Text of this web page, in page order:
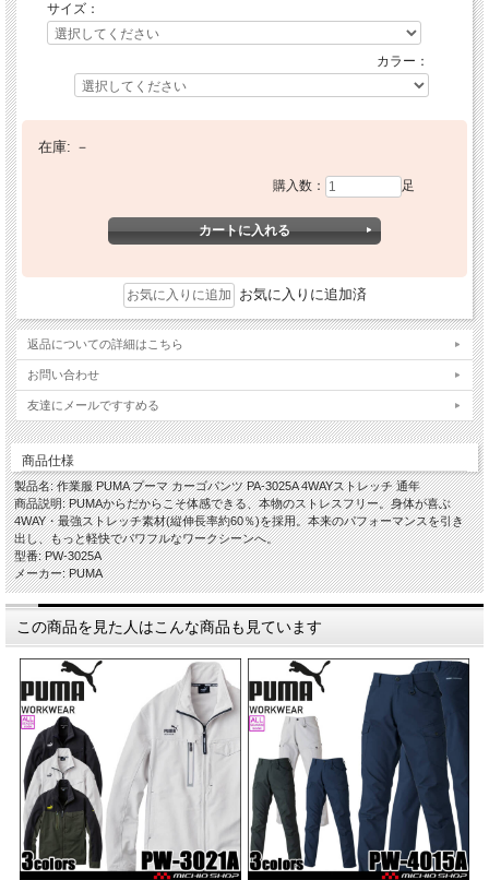
サイズ：
カラー：
在庫: －
購入数： 足
お気に入りに追加済
返品についての詳細はこちら
お問い合わせ
友達にメールですすめる
商品仕様
製品名: 作業服 PUMA プーマ カーゴパンツ PA-3025A 4WAYストレッチ 通年
商品説明: PUMAからだからこそ体感できる、本物のストレスフリー。身体が喜ぶ
4WAY・最強ストレッチ素材(縦伸長率約60％)を採用。本来のパフォーマンスを引き
出し、もっと軽快でパワフルなワークシーンへ。
型番: PW-3025A
メーカー: PUMA
この商品を見た人はこんな商品も見ています